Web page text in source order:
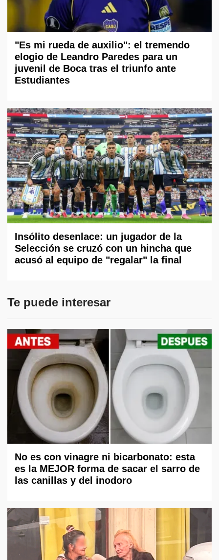
"Es mi rueda de auxilio": el tremendo
elogio de Leandro Paredes para un
juvenil de Boca tras el triunfo ante
Estudiantes
Insólito desenlace: un jugador de la
Selección se cruzó con un hincha que
acusó al equipo de "regalar" la final
Te puede interesar
No es con vinagre ni bicarbonato: esta
es la MEJOR forma de sacar el sarro de
las canillas y del inodoro